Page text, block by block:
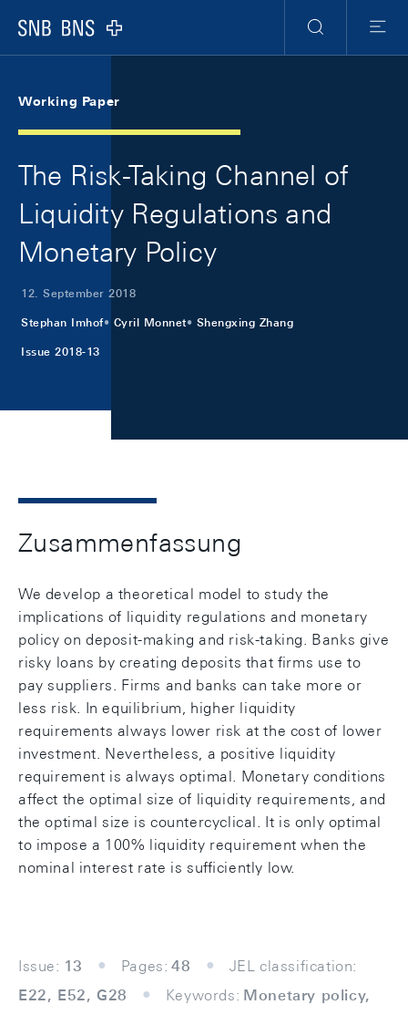
Logo
Suche
Menu
Working Paper
The Risk-Taking Channel of
Liquidity Regulations and
Monetary Policy
12. September 2018
Stephan Imhof Cyril Monnet Shengxing Zhang
Issue 2018-13
Zusammenfassung
We develop a theoretical model to study the
implications of liquidity regulations and monetary
policy on deposit-making and risk-taking. Banks give
risky loans by creating deposits that ﬁrms use to
pay suppliers. Firms and banks can take more or
less risk. In equilibrium, higher liquidity
requirements always lower risk at the cost of lower
investment. Nevertheless, a positive liquidity
requirement is always optimal. Monetary conditions
aﬀect the optimal size of liquidity requirements, and
the optimal size is countercyclical. It is only optimal
to impose a 100% liquidity requirement when the
nominal interest rate is suﬃciently low.
Issue: 13 Pages: 48
JEL classification:
E22, E52, G28
Keywords: Monetary policy,